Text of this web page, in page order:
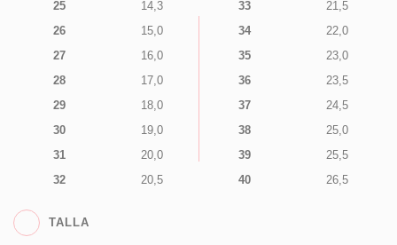
25
14,3
26
15,0
27
16,0
28
17,0
29
18,0
30
19,0
31
20,0
32
20,5
33
21,5
34
22,0
35
23,0
36
23,5
37
24,5
38
25,0
39
25,5
40
26,5
TALLA